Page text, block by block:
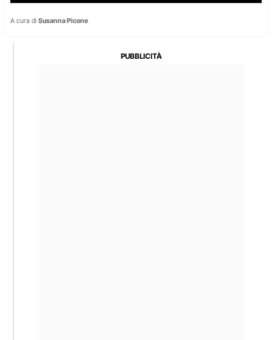
A cura di Susanna Picone